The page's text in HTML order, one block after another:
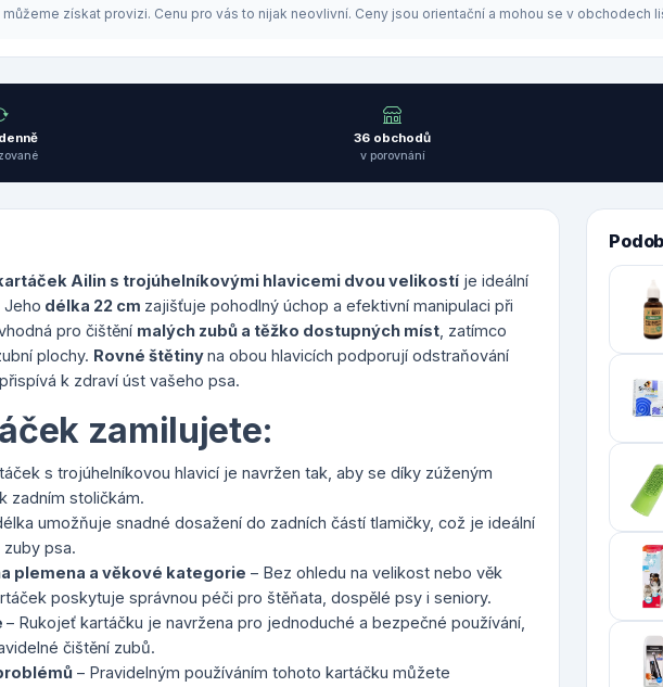
získat provizi. Cenu pro vás to nijak neovlivní. Ceny jsou orientační a mohou se v obchodech
36 obchodů
v porovnání
Ailin s trojúhelníkovými hlavicemi dvou velikostí je ideální
Jeho délka 22 cm zajišťuje pohodlný úchop a efektivní manipulaci při
pro čištění malých zubů a těžko dostupných míst , zatímco
plochy. Rovné štětinyna obou hlavicích podporují odstraňování
k zdraví úst vašeho psa.
zamilujete:
s trojúhelníkovou hlavicí je navržen tak, aby se díky zúženým
zadním stoličkám.
umožňuje snadné dosažení do zadních částí tlamičky, což je ideální
psa.
plemena a věkové kategorie – Bez ohledu na velikost nebo věk
poskytuje správnou péči pro štěňata, dospělé psy i seniory.
– Rukojeť kartáčku je navržena pro jednoduché a bezpečné používání,
čištění zubů.
– Pravidelným používáním tohoto kartáčku můžete